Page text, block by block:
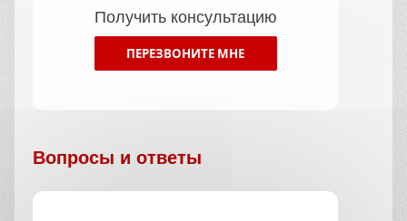
Получить консультацию
ПЕРЕЗВОНИТЕ МНЕ
Вопросы и ответы